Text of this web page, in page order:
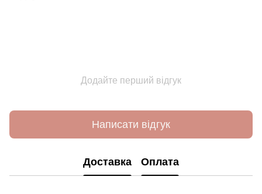
Додайте перший відгук
Написати відгук
Доставка Оплата